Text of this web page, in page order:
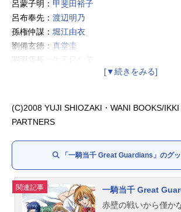
呂蒙子明： 甲斐田裕子
呂布奉先： 渡辺明乃
孫権仲謀： 堀江由衣
劉備玄徳： 真堂圭
関羽雲長：
(C)2008 YUJI SHIOZAKI・WANI BOOKS/
PARTNERS
「一騎当千 Great Guardians」のグ
関連記事
一騎当千 Great
赤壁の戦いから僅か